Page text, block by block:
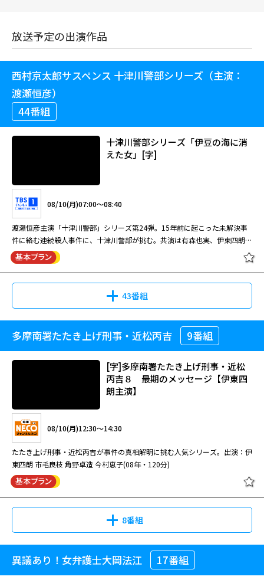
放送予定の出演作品
西村京太郎サスペンス 十津川警部シリーズ（主演：
渡瀬恒彦）
44番組
十津川警部シリーズ「伊豆の海に消
えた女」[字]
08/10(月)07:00～08:40
渡瀬恒彦主演「十津川警部」シリーズ第24弾。15年前に起こった未解決事
件に絡む連続殺人事件に、十津川警部が挑む。共演は有森也実、伊東四朗ほ
か。
43番組
十津川警部シリーズ「伊豆の海に消
08/10(月)07:00～08:40
渡瀬恒彦主演「十津川警部」シリーズ第24弾。15年前に起こった未解決事
件に絡む連続殺人事件に、十津川警部が挑む。共演は有森也実、伊東四朗ほ
か。
十津川警部シリーズ「南紀白浜殺人
ルート」[字]
08/11(火)07:00～08:40
東京・下町にある工場の経営者が殺害された。被害者は、大掛かりな詐欺事
多摩南署たたき上げ刑事・近松丙吉 9番組
[字]多摩南署たたき上げ刑事・近松
丙吉８ 最期のメッセージ【伊東四
朗主演】
08/10(月)12:30～14:30
たたき上げ刑事・近松丙吉が事件の真相解明に挑む人気シリーズ。出演：伊
東四朗 市毛良枝 角野卓造 今村恵子(08年・120分)
8番組
[字]多摩南署たたき上げ刑事・近松
丙吉８ 最期のメッセージ【伊東四
異議あり！女弁護士大岡法江 17番組